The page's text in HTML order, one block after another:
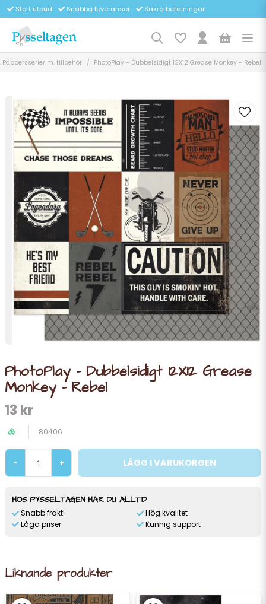
Stort utbud Snabba leveranser Säkra betalningar
Pappersserier m. tillbehör PhotoPlay - Dubbelsidigt 12X12 Grease Monkey - Rebel
PhotoPlay - Dubbelsidigt 12X12 Grease
Monkey - Rebel
13 kr
80406
- + LÄGG I VARUKORGEN
HOS PYSSELTAGEN HAR DU ALLTID
Snabb frakt!
Låga priser
Hög kvalitet
Kunnig support
Liknande produkter